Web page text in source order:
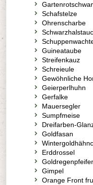
Schafstelze
Ohrenscharbe
Guineataube
Streifenkauz
Schreieule
Gewöhnliche
Geierperlhuhn
Gerfalke
Mauersegler
Sumpfmeise
Dreifarben-
Goldfasan
Erddrossel
Goldregenpfeifer
Gimpel
Orange Front